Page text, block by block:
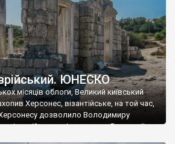
ЮНЕСКО
місяців облоги, Великий київський
Херсонес, візантійське, на той час,
дозволило Володимиру
візантійському імператору Василю ІІ, та